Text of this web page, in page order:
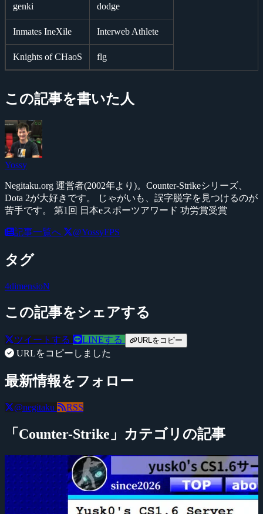
genki dodge
Inmates IneXile Interweb Athlete
Knights of CHaoS flg
この記事を書いた人
Yossy
Negitaku.org 運営者(2002年より)。Counter-Strikeシリーズ、
Dota 2が大好きです。 じゃがいも、誤字脱字を見つけるのが
苦手です。 第1回 日本eスポーツアワード 功労賞受賞
記事一覧へ @YossyFPS
タグ
4dimensioN
この記事をシェアする
ツイートする LINEする URLをコピー
URLをコピーしました
最新情報をフォロー
@negitaku RSS
「Counter-Strike」カテゴリの記事